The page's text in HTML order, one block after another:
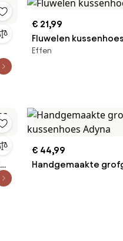
€ 21,99
Fluwelen
Effen
€ 44,99
Handgemaakte